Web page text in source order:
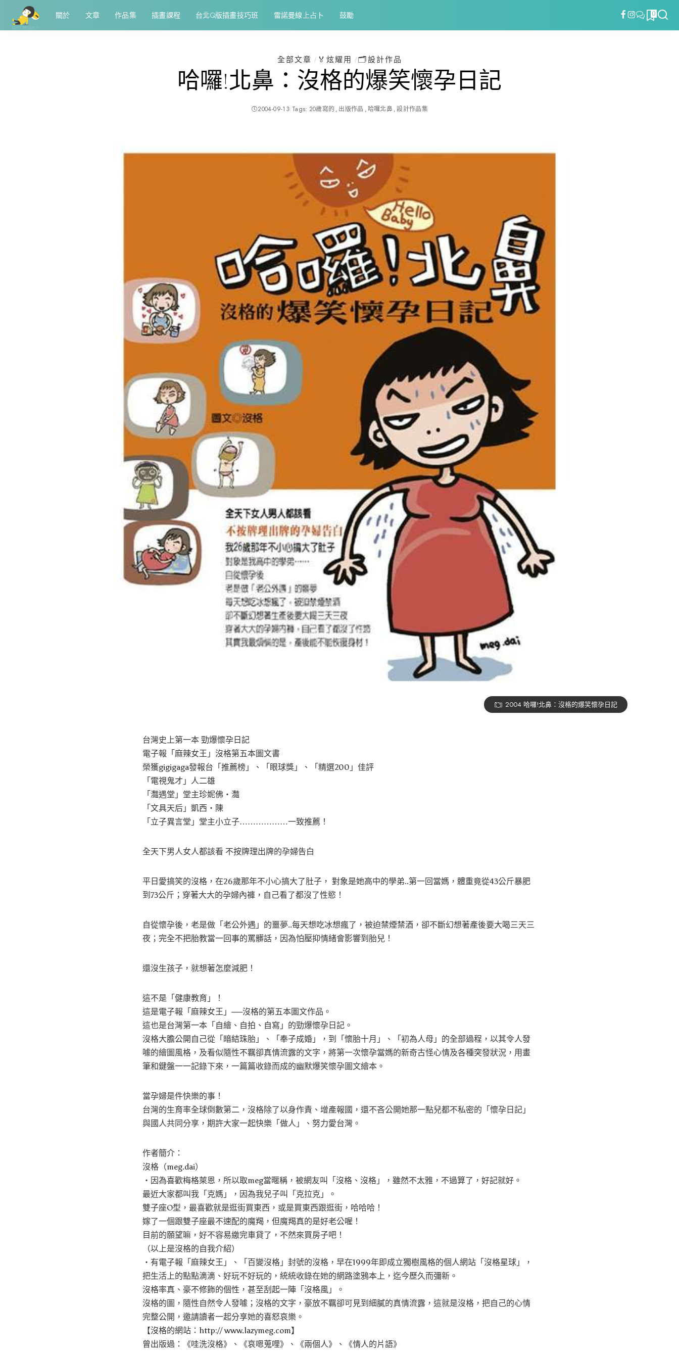
關於 文章 作品集 插畫課程 台北Q版插畫技巧班 雷諾曼線上占卜 鼓勵 0
全部文章 🏅炫耀用 🗂️設計作品
哈囉!北鼻：沒格的爆笑懷孕日記
2004-09-13 Tags: 20歲寫的 出版作品 哈囉北鼻 設計作品集
2004 哈囉!北鼻：沒格的爆笑懷孕日記
台灣史上第一本 勁爆懷孕日記
電子報「麻辣女王」沒格第五本圖文書
榮獲gigigaga發報台「推薦榜」、「眼球獎」、「精選200」佳評
「電視鬼才」人二雄
「灩遇堂」堂主珍妮佛‧灩
「文具天后」凱西‧陳
「立子異言堂」堂主小立子………………一致推薦！
全天下男人女人都該看 不按牌理出牌的孕婦告白
平日愛搞笑的沒格，在26歲那年不小心搞大了肚子， 對象是她高中的學弟..第一回當媽，體重竟從43公斤暴肥
到73公斤；穿著大大的孕婦內褲，自己看了都沒了性慾！
自從懷孕後，老是做「老公外遇」的噩夢..每天想吃冰想瘋了，被迫禁煙禁酒，卻不斷幻想著產後要大喝三天三
夜；完全不把胎教當一回事的罵髒話，因為怕壓抑情緒會影響到胎兒！
還沒生孩子，就想著怎麼減肥！
這不是「健康教育」！
這是電子報「麻辣女王」──沒格的第五本圖文作品。
這也是台灣第一本「自繪、自拍、自寫」的勁爆懷孕日記。
沒格大膽公開自己從「暗結珠胎」、「奉子成婚」，到「懷胎十月」、「初為人母」的全部過程，以其令人發
噱的繪圖風格，及看似隨性不羈卻真情流露的文字，將第一次懷孕當媽的新奇古怪心情及各種突發狀況，用畫
筆和鍵盤一一記錄下來，一篇篇收錄而成的幽默爆笑懷孕圖文繪本。
當孕婦是件快樂的事！
台灣的生育率全球倒數第二，沒格除了以身作責、增產報國，還不吝公開她那一點兒都不私密的「懷孕日記」
與國人共同分享，期許大家一起快樂「做人」、努力愛台灣。
作者簡介：
沒格（meg.dai）
‧因為喜歡梅格萊恩，所以取meg當暱稱，被網友叫「沒格、沒格」，雖然不太雅，不過算了，好記就好。
最近大家都叫我「克媽」，因為我兒子叫「克拉克」。
雙子座O型，最喜歡就是逛街買東西，或是買東西跟逛街，哈哈哈！
嫁了一個跟雙子座最不速配的魔羯，但魔羯真的是好老公喔！
目前的願望嘛，好不容易繳完車貸了，不然來買房子吧！
（以上是沒格的自我介紹）
‧有電子報「麻辣女王」、「百變沒格」封號的沒格，早在1999年即成立獨樹風格的個人網站「沒格星球」，
把生活上的點點滴滴、好玩不好玩的，統統收錄在她的網路塗鴉本上，迄今歷久而彌新。
沒格率真、豪不修飾的個性，甚至刮起一陣「沒格風」。
沒格的圖，隨性自然令人發噱；沒格的文字，豪放不羈卻可見到細膩的真情流露，這就是沒格，把自己的心情
完整公開，邀請讀者一起分享她的喜怒哀樂。
【沒格的網站：http:// www.lazymeg.com】
曾出版過：《哇洗沒格》、《哀嗯蒐哩》、《兩個人》、《情人的片語》